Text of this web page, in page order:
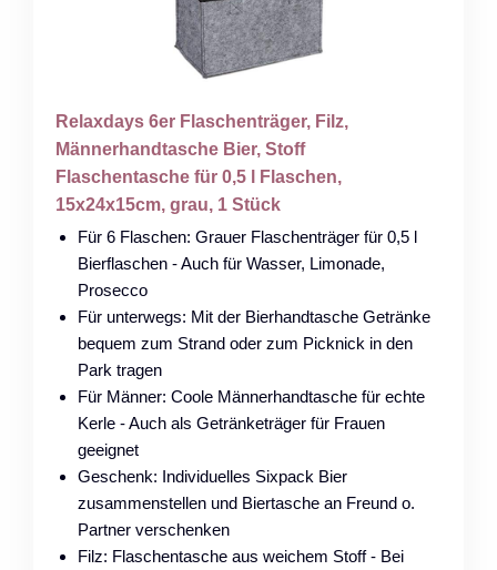
Relaxdays 6er Flaschenträger, Filz,
Männerhandtasche Bier, Stoff
Flaschentasche für 0,5 l Flaschen,
15x24x15cm, grau, 1 Stück
Für 6 Flaschen: Grauer Flaschenträger für 0,5 l
Bierflaschen - Auch für Wasser, Limonade,
Prosecco
Für unterwegs: Mit der Bierhandtasche Getränke
bequem zum Strand oder zum Picknick in den
Park tragen
Für Männer: Coole Männerhandtasche für echte
Kerle - Auch als Getränketräger für Frauen
geeignet
Geschenk: Individuelles Sixpack Bier
zusammenstellen und Biertasche an Freund o.
Partner verschenken
Filz: Flaschentasche aus weichem Stoff - Bei